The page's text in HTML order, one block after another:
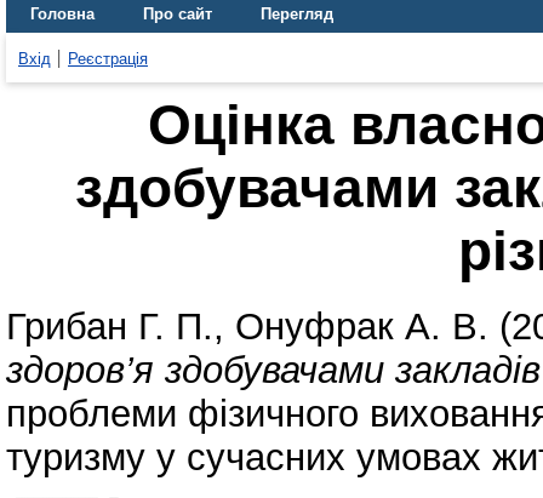
Головна Про сайт Перегляд
Вхід Реєстрація
Оцінка
здобувачами
Грибан Г. П., Онуфрак А. В.
здоров’я здобувачами
проблеми фізичного
туризму у сучасних умовах